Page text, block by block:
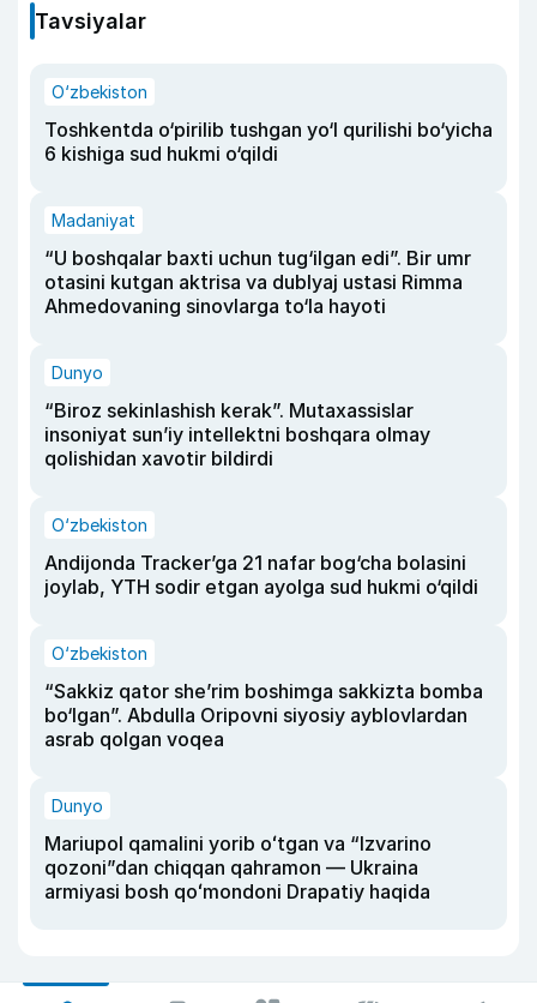
Tavsiyalar
O‘zbekiston
Toshkentda o‘pirilib tushgan yo‘l qurilishi bo‘yicha
6 kishiga sud hukmi o‘qildi
Madaniyat
“U boshqalar baxti uchun tug‘ilgan edi”. Bir umr
otasini kutgan aktrisa va dublyaj ustasi Rimma
Ahmedovaning sinovlarga to‘la hayoti
Dunyo
“Biroz sekinlashish kerak”. Mutaxassislar
insoniyat sun’iy intellektni boshqara olmay
qolishidan xavotir bildirdi
O‘zbekiston
Andijonda Tracker’ga 21 nafar bog‘cha bolasini
joylab, YTH sodir etgan ayolga sud hukmi o‘qildi
O‘zbekiston
“Sakkiz qator she’rim boshimga sakkizta bomba
bo‘lgan”. Abdulla Oripovni siyosiy ayblovlardan
asrab qolgan voqea
Dunyo
Mariupol qamalini yorib oʻtgan va “Izvarino
qozoni”dan chiqqan qahramon — Ukraina
armiyasi bosh qoʻmondoni Drapatiy haqida